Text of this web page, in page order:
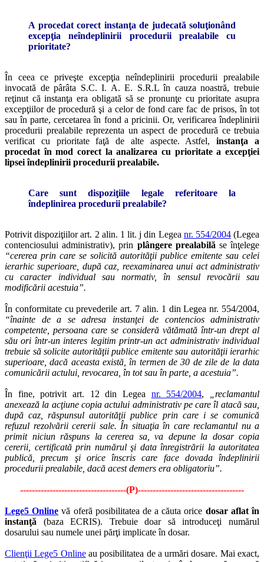
A procedat corect instanţa de judecată soluţionând
excepţia neîndeplinirii procedurii prealabile cu
prioritate?
În ceea ce priveşte excepţia neîndeplinirii procedurii prealabile
invocată de pârâta S.C. I. A. E. S.R.L în cauza noastră, trebuie
reţinut că instanţa era obligată să se pronunţe cu prioritate asupra
excepţiilor de procedură şi a celor de fond care fac de prisos, în tot
sau în parte, cercetarea în fond a pricinii. Or, verificarea îndeplinirii
procedurii prealabile reprezenta un aspect de procedură ce trebuia
verificat cu prioritate faţă de alte aspecte. Astfel,instanţa a
procedat în mod corect la analizarea cu prioritate a excepţiei
lipsei îndeplinirii procedurii prealabile.
Care sunt dispoziţiile legale referitoare la
îndeplinirea procedurii prealabile?
Potrivit dispoziţiilor art. 2 alin. 1 lit. j din Legea nr. 554/2004(Legea
contenciosului administrativ), prin plângere prealabilă se înţelege
“cererea prin care se solicită autorităţii publice emitente sau celei
ierarhic superioare, după caz, reexaminarea unui act administrativ
cu caracter individual sau normativ, în sensul revocării sau
modificării acestuia”.
În conformitate cu prevederile art. 7 alin. 1 din Legea nr. 554/2004,
“înainte de a se adresa instanţei de contencios administrativ
competente, persoana care se consideră vătămată într-un drept al
său ori într-un interes legitim printr-un act administrativ individual
trebuie să solicite autorităţii publice emitente sau autorităţii ierarhic
superioare, dacă aceasta există, în termen de 30 de zile de la data
comunicării actului, revocarea, în tot sau în parte, a acestuia”.
În fine, potrivit art. 12 din Legea nr. 554/2004,
„reclamantul
anexează la acţiune copia actului administrativ pe care îl atacă sau,
după caz, răspunsul autorităţii publice prin care i se comunică
refuzul rezolvării cererii sale. În situaţia în care reclamantul nu a
primit niciun răspuns la cererea sa, va depune la dosar copia
cererii, certificată prin numărul şi data înregistrării la autoritatea
publică, precum şi orice înscris care face dovada îndeplinirii
procedurii prealabile, dacă acest demers era obligatoriu”.
------------------------------------(P)------------------------------------
Lege5 Online vă oferă posibilitatea de a căuta orice dosar aflat în
instanţă (baza ECRIS). Trebuie doar să introduceţi numărul
dosarului sau numele unei părţi implicate în dosar.
Clienţii Lege5 Onlineau posibilitatea de a urmări dosare. Mai exact,